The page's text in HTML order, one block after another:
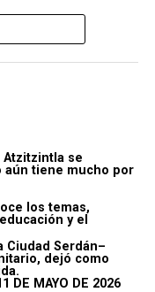
Atzitzintla se
aún tiene mucho por
los temas,
y el
Serdán–
dejó como
DE MAYO DE 2026